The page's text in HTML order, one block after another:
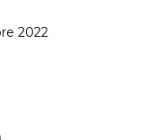
2022